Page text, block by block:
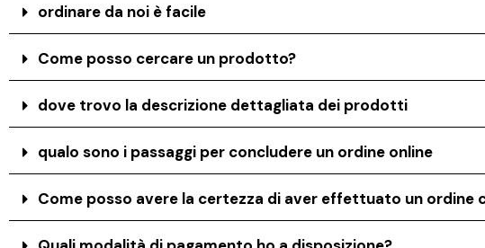
ordinare da noi è facile
Come posso cercare un prodotto?
dove trovo la descrizione dettagliata dei prodotti
qualo sono i passaggi per concludere un ordine online
Come posso avere la certezza di aver effettuato un